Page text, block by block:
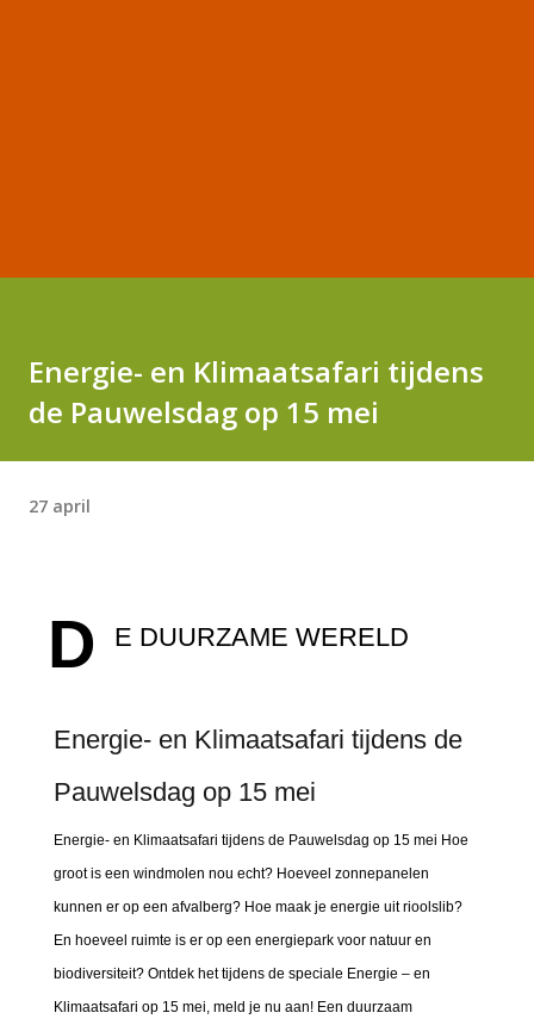
Energie- en Klimaatsafari tijdens
de Pauwelsdag op 15 mei
27 april
D E DUURZAME WERELD
Energie- en Klimaatsafari tijdens de
Pauwelsdag op 15 mei
Energie- en Klimaatsafari tijdens de Pauwelsdag op 15 mei Hoe
groot is een windmolen nou echt? Hoeveel zonnepanelen
kunnen er op een afvalberg? Hoe maak je energie uit rioolslib?
En hoeveel ruimte is er op een energiepark voor natuur en
biodiversiteit? Ontdek het tijdens de speciale Energie – en
Klimaatsafari op 15 mei, meld je nu aan! Een duurzaam